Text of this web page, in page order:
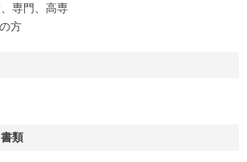
専門、高専
方
類